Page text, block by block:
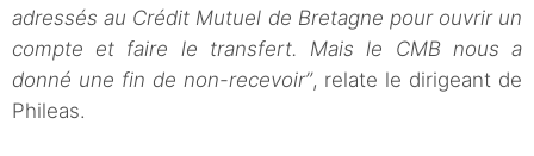
adressés au Crédit Mutuel de Bretagne pour ouvrir un
compte et faire le transfert. Mais le CMB nous a
donné une fin de non-recevoir”, relate le dirigeant de
Phileas.